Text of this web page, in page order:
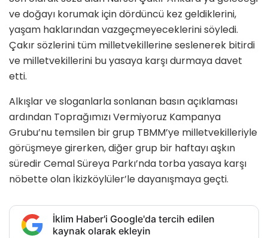
ve doğayı korumak için dördüncü kez geldiklerini,
yaşam haklarından vazgeçmeyeceklerini söyledi.
Çakır sözlerini tüm milletvekillerine seslenerek bitirdi
ve milletvekillerini bu yasaya karşı durmaya davet
etti.
Alkışlar ve sloganlarla sonlanan basın açıklaması
ardından Toprağımızı Vermiyoruz Kampanya
Grubu’nu temsilen bir grup TBMM’ye milletvekilleriyle
görüşmeye girerken, diğer grup bir haftayı aşkın
süredir Cemal Süreya Parkı’nda torba yasaya karşı
nöbette olan İkizköylüler’le dayanışmaya geçti.
İklim Haber'i Google'da tercih edilen
kaynak olarak ekleyin